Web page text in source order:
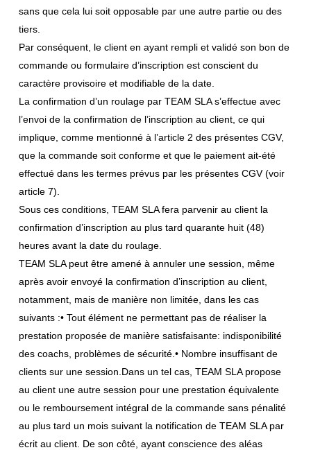
sans que cela lui soit opposable par une autre partie ou des
tiers.
Par conséquent, le client en ayant rempli et validé son bon de
commande ou formulaire d’inscription est conscient du
caractère provisoire et modifiable de la date.
La confirmation d’un roulage par TEAM SLA s’effectue avec
l’envoi de la confirmation de l’inscription au client, ce qui
implique, comme mentionné à l’article 2 des présentes CGV,
que la commande soit conforme et que le paiement ait-été
effectué dans les termes prévus par les présentes CGV (voir
article 7).
Sous ces conditions, TEAM SLA fera parvenir au client la
confirmation d’inscription au plus tard quarante huit (48)
heures avant la date du roulage.
TEAM SLA peut être amené à annuler une session, même
après avoir envoyé la confirmation d’inscription au client,
notamment, mais de manière non limitée, dans les cas
suivants :• Tout élément ne permettant pas de réaliser la
prestation proposée de manière satisfaisante: indisponibilité
des coachs, problèmes de sécurité.• Nombre insuffisant de
clients sur une session.Dans un tel cas, TEAM SLA propose
au client une autre session pour une prestation équivalente
ou le remboursement intégral de la commande sans pénalité
au plus tard un mois suivant la notification de TEAM SLA par
écrit au client. De son côté, ayant conscience des aléas